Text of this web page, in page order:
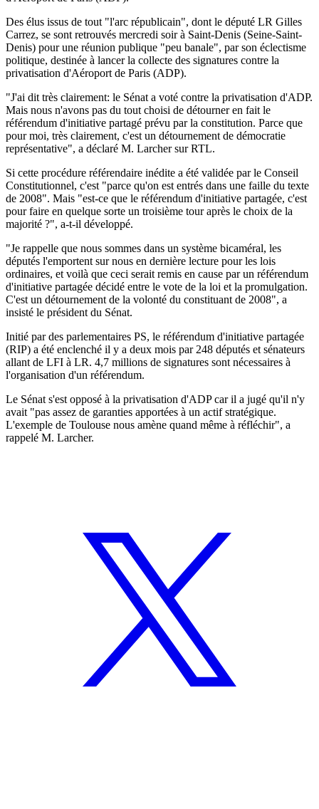
Des élus issus de tout "l'arc républicain", dont le député LR Gilles
Carrez, se sont retrouvés mercredi soir à Saint-Denis (Seine-Saint-
Denis) pour une réunion publique "peu banale", par son éclectisme
politique, destinée à lancer la collecte des signatures contre la
privatisation d'Aéroport de Paris (ADP).
"J'ai dit très clairement: le Sénat a voté contre la privatisation d'ADP.
Mais nous n'avons pas du tout choisi de détourner en fait le
référendum d'initiative partagé prévu par la constitution. Parce que
pour moi, très clairement, c'est un détournement de démocratie
représentative", a déclaré M. Larcher sur RTL.
Si cette procédure référendaire inédite a été validée par le Conseil
Constitutionnel, c'est "parce qu'on est entrés dans une faille du texte
de 2008". Mais "est-ce que le référendum d'initiative partagée, c'est
pour faire en quelque sorte un troisième tour après le choix de la
majorité ?", a-t-il développé.
"Je rappelle que nous sommes dans un système bicaméral, les
députés l'emportent sur nous en dernière lecture pour les lois
ordinaires, et voilà que ceci serait remis en cause par un référendum
d'initiative partagée décidé entre le vote de la loi et la promulgation.
C'est un détournement de la volonté du constituant de 2008", a
insisté le président du Sénat.
Initié par des parlementaires PS, le référendum d'initiative partagée
(RIP) a été enclenché il y a deux mois par 248 députés et sénateurs
allant de LFI à LR. 4,7 millions de signatures sont nécessaires à
l'organisation d'un référendum.
Le Sénat s'est opposé à la privatisation d'ADP car il a jugé qu'il n'y
avait "pas assez de garanties apportées à un actif stratégique.
L'exemple de Toulouse nous amène quand même à réfléchir", a
rappelé M. Larcher.